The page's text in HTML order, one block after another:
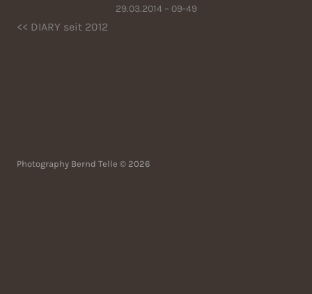
29.03.2014 – 09-49
<< DIARY seit 2012
Photography Bernd Telle © 2026